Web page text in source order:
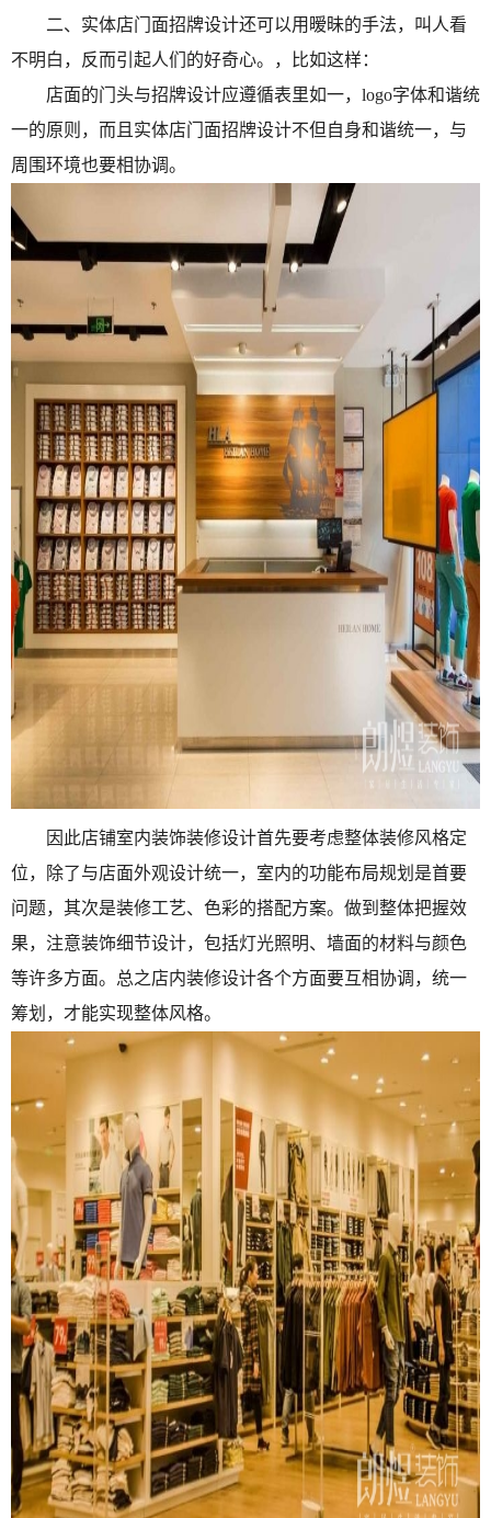
二、实体店门面招牌设计还可以用暧昧的手法，叫人看
不明白，反而引起人们的好奇心。，比如这样：
店面的门头与招牌设计应遵循表里如一，logo字体和谐统
一的原则，而且实体店门面招牌设计不但自身和谐统一，与
周围环境也要相协调。
因此店铺室内装饰装修设计首先要考虑整体装修风格定
位，除了与店面外观设计统一，室内的功能布局规划是首要
问题，其次是装修工艺、色彩的搭配方案。做到整体把握效
果，注意装饰细节设计，包括灯光照明、墙面的材料与颜色
等许多方面。总之店内装修设计各个方面要互相协调，统一
筹划，才能实现整体风格。